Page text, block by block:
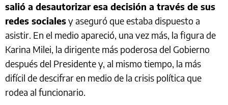
salió a desautorizar esa decisión a través de sus
redes socialesy aseguró que estaba dispuesto a
asistir. En el medio apareció, una vez más, la figura de
Karina Milei, la dirigente más poderosa del Gobierno
después del Presidente y, al mismo tiempo, la más
difícil de descifrar en medio de la crisis política que
rodea al funcionario.